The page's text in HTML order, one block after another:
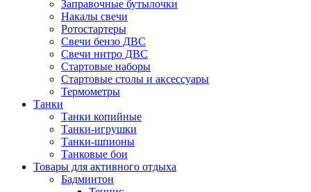
Заправочные бутылочки
Накалы свечи
Ротостартеры
Свечи бензо ДВС
Свечи нитро ДВС
Стартовые наборы
Стартовые столы и аксессуары
Термометры
Танки
Танки копийные
Танки-игрушки
Танки-шпионы
Танковые бои
Товары для активного отдыха
Бадминтон